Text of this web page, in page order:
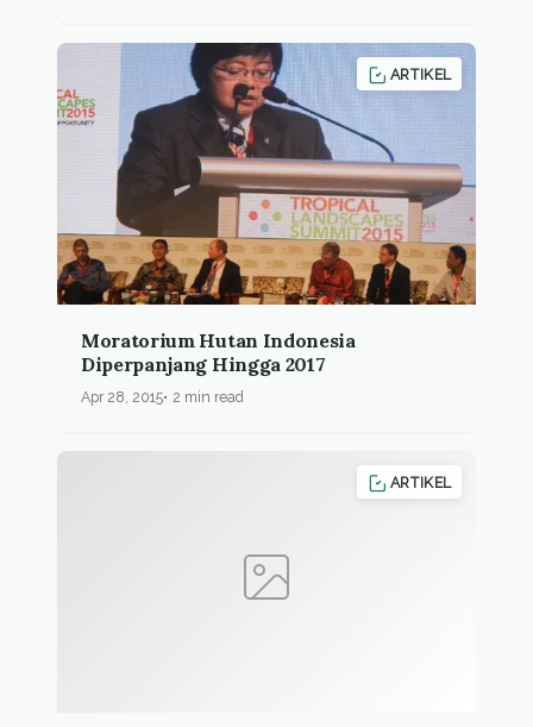
ARTIKEL
Moratorium Hutan Indonesia
Diperpanjang Hingga 2017
Apr 28, 2015 2 min read
ARTIKEL